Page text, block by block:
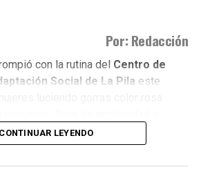
Por: Redacción
con la rutina del Centro de
Social de La Pila este
CONTINUAR LEYENDO